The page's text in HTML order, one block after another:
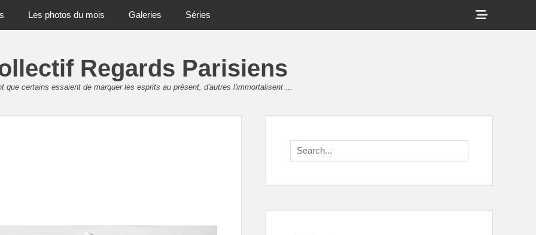
Les photos du mois Galeries Séries
Show
Header
Regards Parisiens
que certains essaient de marquer les esprits au présent, d'autres l'immortalisent ...
Search
for: